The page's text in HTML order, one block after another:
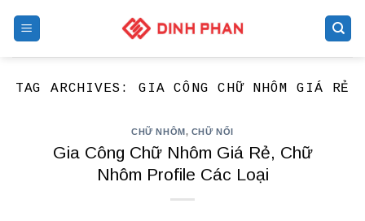
TAG ARCHIVES: GIA CÔNG CHỮ NHÔM GIÁ RẺ
CHỮ NHÔM, CHỮ NỔI
Gia Công Chữ Nhôm Giá Rẻ, Chữ
Nhôm Profile Các Loại